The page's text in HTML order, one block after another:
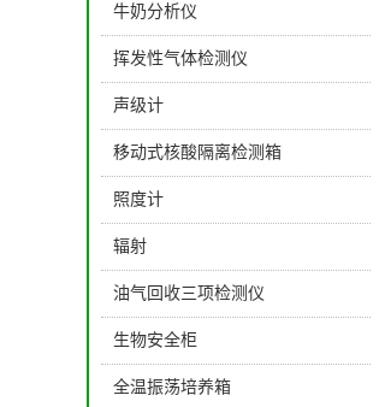
牛奶分析仪
挥发性气体检测仪
声级计
移动式核酸隔离检测箱
照度计
辐射
油气回收三项检测仪
生物安全柜
全温振荡培养箱